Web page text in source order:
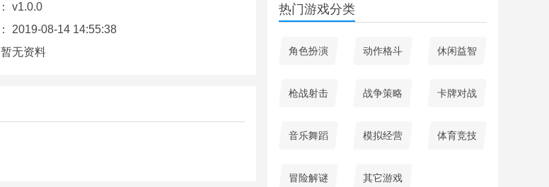
v1.0.0
2019-08-14 14:55:38
暂无资料
热门游戏分类
角色扮演 动作格斗 休闲益智
枪战射击 战争策略 卡牌对战
音乐舞蹈 模拟经营 体育竞技
冒险解谜 其它游戏